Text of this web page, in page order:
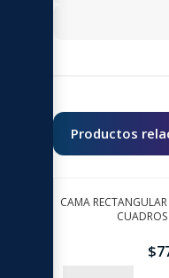
Productos
CAMA
$